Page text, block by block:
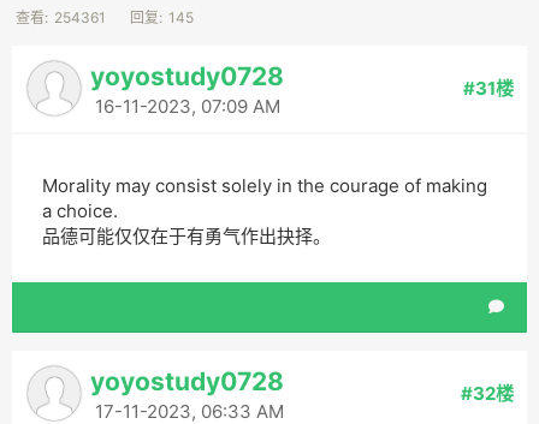
查看: 254361 回复: 145
yoyostudy0728
16-11-2023, 07:09 AM
#31楼
Morality may consist solely in the courage of making
a choice.
品德可能仅仅在于有勇气作出抉择。
yoyostudy0728
17-11-2023, 06:33 AM
#32楼